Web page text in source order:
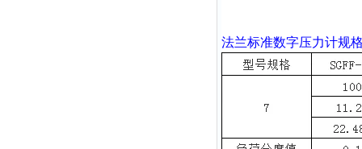
法兰标准数字压力计规